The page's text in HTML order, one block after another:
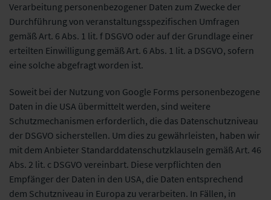
Verarbeitung personenbezogener Daten zum Zwecke der
Durchführung von veranstaltungsspezifischen Umfragen
gemäß Art. 6 Abs. 1 lit. f DSGVO oder auf der Grundlage einer
erteilten Einwilligung gemäß Art. 6 Abs. 1 lit. a DSGVO, sofern
eine solche abgefragt worden ist.
Soweit bei der Nutzung von Google Forms personenbezogene
Daten in die USA übermittelt werden, sind weitere
Schutzmechanismen erforderlich, die das Datenschutzniveau
der DSGVO sicherstellen. Um dies zu gewährleisten, haben wir
mit dem Anbieter Standarddatenschutzklauseln gemäß Art. 46
Abs. 2 lit. c DSGVO vereinbart. Diese verpflichten den
Empfänger der Daten in den USA, die Daten entsprechend
dem Schutzniveau in Europa zu verarbeiten. In Fällen, in